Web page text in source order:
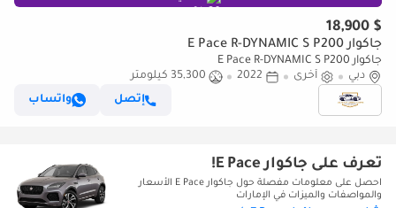
$ 18,900
جاكوار E Pace R-DYNAMIC S P200
جاكوار E Pace R-DYNAMIC S P200
دبي
أخرى 2022
35,300 كيلومتر
إتصل
واتساب
تعرف على جاكوار E Pace!
احصل على معلومات مفصلة حول جاكوار E Pace الأسعار
والمواصفات والميزات في الإمارات